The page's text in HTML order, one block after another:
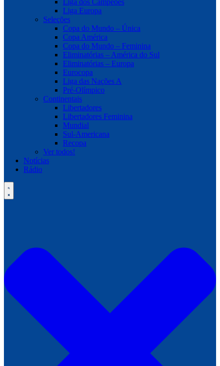
Liga Europa
Seleções
Copa do Mundo – Única
Copa América
Copa do Mundo – Feminina
Eliminatórias – América do Sul
Eliminatórias – Europa
Eurocopa
Liga das Nações A
Pré-Olímpico
Continentais
Libertadores
Libertadores Feminina
Mundial
Sul-Americana
Recopa
Ver todos!
Notícias
Rádio